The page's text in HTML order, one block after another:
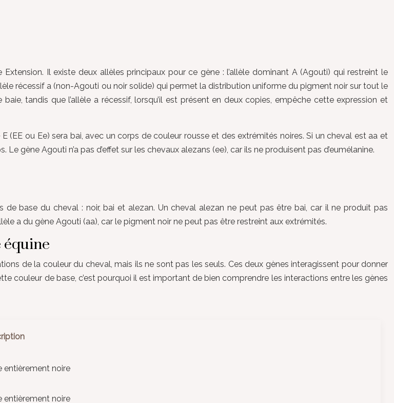
Il existe deux allèles principaux pour ce gène : l’allèle dominant A (Agouti) qui restreint le
récessif a (non-Agouti ou noir solide) qui permet la distribution uniforme du pigment noir sur tout le
tandis que l’allèle a récessif, lorsqu’il est présent en deux copies, empêche cette expression et
(EE ou Ee) sera bai, avec un corps de couleur rousse et des extrémités noires. Si un cheval est aa et
gène Agouti n’a pas d’effet sur les chevaux alezans (ee), car ils ne produisent pas d’eumélanine.
base du cheval : noir, bai et alezan. Un cheval alezan ne peut pas être bai, car il ne produit pas
a du gène Agouti (aa), car le pigment noir ne peut pas être restreint aux extrémités.
équine
de la couleur du cheval, mais ils ne sont pas les seuls. Ces deux gènes interagissent pour donner
couleur de base, c’est pourquoi il est important de bien comprendre les interactions entre les gènes
entièrement noire
entièrement noire